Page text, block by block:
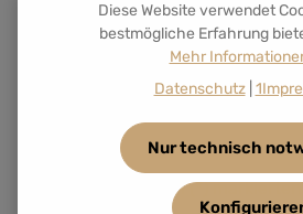
Datenschutz
Kenntnis genommen und die
Die mit einem Stern (*) markierten
Diese Website verwendet
bestmögliche Erfahrung
Mehr
Datenschutz|
Nur technisch